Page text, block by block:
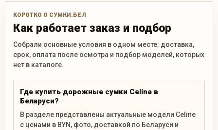
КОРОТКО О СУМКИ.БЕЛ
Как работает заказ и подбор
Собрали основные условия в одном месте: доставка,
срок, оплата после осмотра и подбор моделей, которых
нет в каталоге.
Где купить дорожные сумки Celine в
Беларуси?
В разделе представлены актуальные модели Celine
с ценами в BYN, фото, доставкой по Беларуси и